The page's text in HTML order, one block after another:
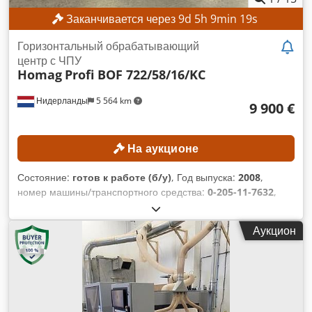
Заканчивается через9d 5h 9min 16s
Нидерланды 5 564 km
Горизонтальный обрабатывающий
центр с ЧПУ
Homag Profi BOF 722/58/16/KC
9 900 €
На аукционе
Состояние: готов к работе (б/у), Год выпуска: 2008,
номер машины/транспортного средства: 0-205-11-7632,
полностью работоспособен
ширина:1 600 мм, максимальная скорость шпинделя
фрезы:
30 000 об/мин, рабочая высота:535 мм , рабочая
длина:
5 800 мм, ТЕХНИЧЕСКИЕ ХАРАКТЕРИСТИКИ
Рабочая область по оси X: 5800 мм Рабочая область по оси
Y: 1600 мм Рабочая область по оси Z: 535 мм Количество
фрезерных головок: 2 шт. Фрезерная головка 1
Управляемые оси: 4 шт. Максимальная скорость вращения
Аукцион